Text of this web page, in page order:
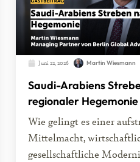
Juni 22, 2026 Martin Wiesmann
Saudi-Arabiens
regionaler Hegemonie
Wie gelingt es einer
Mittelmacht,
gesellschaftliche